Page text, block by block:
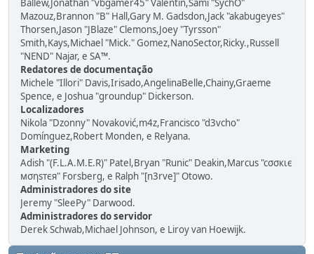
Ballew,Jonathan "vbgamer45" Valentin,Sami "SychO"
Mazouz,Brannon "B" Hall,Gary M. Gadsdon,Jack "akabugeyes"
Thorsen,Jason "JBlaze" Clemons,Joey "Tyrsson"
Smith,Kays,Michael "Mick." Gomez,NanoSector,Ricky.,Russell
"NEND" Najar, e SA™.
Redatores de documentação
Michele "Illori" Davis,Irisado,AngelinaBelle,Chainy,Graeme
Spence, e Joshua "groundup" Dickerson.
Localizadores
Nikola "Dzonny" Novaković,m4z,Francisco "d3vcho"
Domínguez,Robert Monden, e Relyana.
Marketing
Adish "(F.L.A.M.E.R)" Patel,Bryan "Runic" Deakin,Marcus "cσσкιє
мσηѕтєя" Forsberg, e Ralph "[n3rve]" Otowo.
Administradores do site
Jeremy "SleePy" Darwood.
Administradores do servidor
Derek Schwab,Michael Johnson, e Liroy van Hoewijk.